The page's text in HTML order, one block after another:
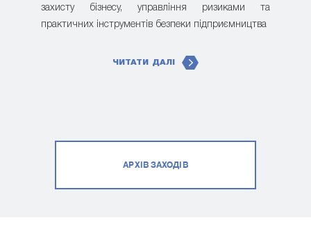
захисту бізнесу, управління ризиками та
практичних інструментів безпеки підприємництва
ЧИТАТИ ДАЛІ
АРХІВ ЗАХОДІВ